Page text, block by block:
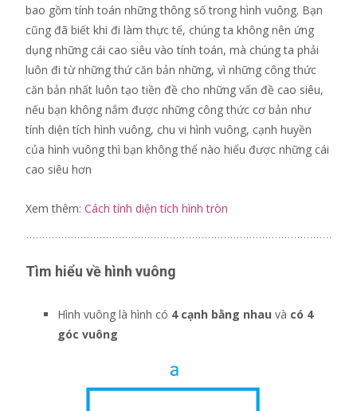
bao gồm tính toán những thông số trong hình vuông. Bạn
cũng đã biết khi đi làm thực tế, chúng ta không nên ứng
dụng những cái cao siêu vào tính toán, mà chúng ta phải
luôn đi từ những thứ căn bản những, vì những công thức
căn bản nhất luôn tạo tiền đề cho những vấn đề cao siêu,
nếu bạn không nắm được những công thức cơ bản như
tính diện tích hình vuông, chu vi hình vuông, cạnh huyền
của hình vuông thì bạn không thể nào hiểu được những cái
cao siêu hơn
Xem thêm: Cách tính diện tích hình tròn
Tìm hiểu về hình vuông
Hình vuông là hình có 4 cạnh bằng nhau và có 4
góc vuông